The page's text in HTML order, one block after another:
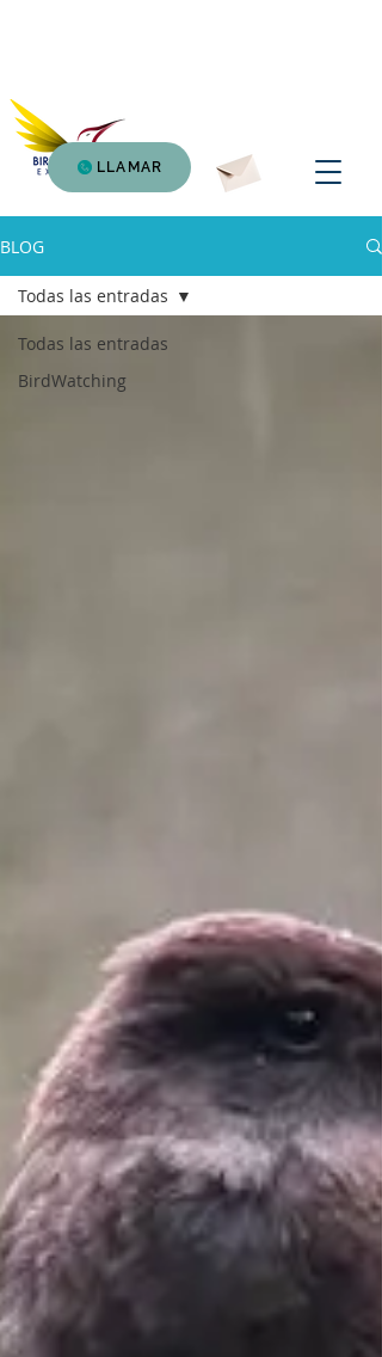
Expedition
LLAMAR
BLOG
Todas las entradas
BirdWatching
Todas las entradas